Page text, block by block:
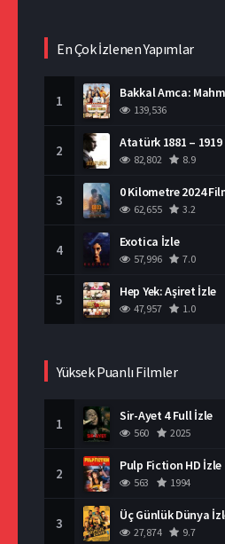
En Çok İzlenen Yapımlar
1 Bakkal Amca:
139,536
2 Atatürk 1881 –
82,802 8.9
3 0 Kilometre 2024
62,655 3.2
4 Exotica İzle
57,996 7.0
5 Hep Yek: Aşiret İzle
47,957 1.0
Yüksek Puanlı Filmler
1 Sir-Ayet 4 Full İzle
560 2025
2 Pulp Fiction HD İzle
563 1994
3 Üç Günlük Dünya
27,874 9.7